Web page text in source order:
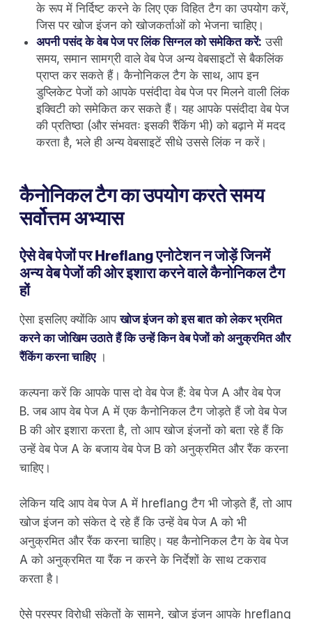
के रूप में निर्दिष्ट करने के लिए एक विहित टैग का उपयोग करें,
जिस पर खोज इंजन को खोजकर्ताओं को भेजना चाहिए।
अपनी पसंद के वेब पेज पर लिंक सिग्नल को समेकित करें: उसी
समय, समान सामग्री वाले वेब पेज अन्य वेबसाइटों से बैकलिंक
प्राप्त कर सकते हैं। कैनोनिकल टैग के साथ, आप इन
डुप्लिकेट पेजों को आपके पसंदीदा वेब पेज पर मिलने वाली लिंक
इक्विटी को समेकित कर सकते हैं। यह आपके पसंदीदा वेब पेज
की प्रतिष्ठा (और संभवतः इसकी रैंकिंग भी) को बढ़ाने में मदद
करता है, भले ही अन्य वेबसाइटें सीधे उससे लिंक न करें।
कैनोनिकल टैग का उपयोग करते समय
सर्वोत्तम अभ्यास
ऐसे वेब पेजों पर Hreflang एनोटेशन न जोड़ें जिनमें
अन्य वेब पेजों की ओर इशारा करने वाले कैनोनिकल टैग
हों
ऐसा इसलिए क्योंकि आपखोज इंजन को इस बात को लेकर भ्रमित
करने का जोखिम उठाते हैं कि उन्हें किन वेब पेजों को अनुक्रमित और
रैंकिंग करना चाहिए।
कल्पना करें कि आपके पास दो वेब पेज हैं: वेब पेज A और वेब पेज
B. जब आप वेब पेज A में एक कैनोनिकल टैग जोड़ते हैं जो वेब पेज
B की ओर इशारा करता है, तो आप खोज इंजनों को बता रहे हैं कि
उन्हें वेब पेज A के बजाय वेब पेज B को अनुक्रमित और रैंक करना
चाहिए।
लेकिन यदि आप वेब पेज A में hreflang टैग भी जोड़ते हैं, तो आप
खोज इंजन को संकेत दे रहे हैं कि उन्हें वेब पेज A को भी
अनुक्रमित और रैंक करना चाहिए। यह कैनोनिकल टैग के वेब पेज
A को अनुक्रमित या रैंक न करने के निर्देशों के साथ टकराव
करता है।
ऐसे परस्पर विरोधी संकेतों के सामने, खोज इंजन आपके hreflang